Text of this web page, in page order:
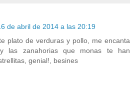
de abril de 2014 a las 20:19
plato de verduras y pollo, me encanta
las zanahorias que monas te han
genial!, besines